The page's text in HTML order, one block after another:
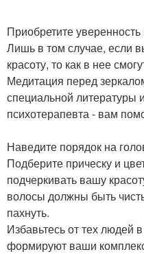
Приобретите
Лишь в том случае, если
красоту, то как в нее
Медитация перед
специальной литературы
психотерапевта - вам
Наведите порядок на
Подберите прическу и
подчеркивать вашу
волосы должны быть
пахнуть.
Избавьтесь от тех людей
формируют ваши